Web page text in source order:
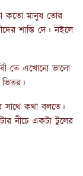
কতো মানুষ তোর
শাস্তি দে। নইলে
তে এখোনো ভালো
সাথে কথা বলতে।
নীচে একটা টুলের